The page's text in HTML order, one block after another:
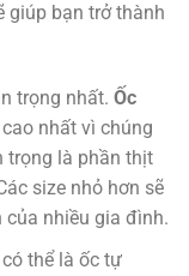
giúp bạn trở thành
trọng nhất. Ốc
nhất vì chúng
trọng là phần thịt
size nhỏ hơn sẽ
của nhiều gia đình.
thể là ốc tự